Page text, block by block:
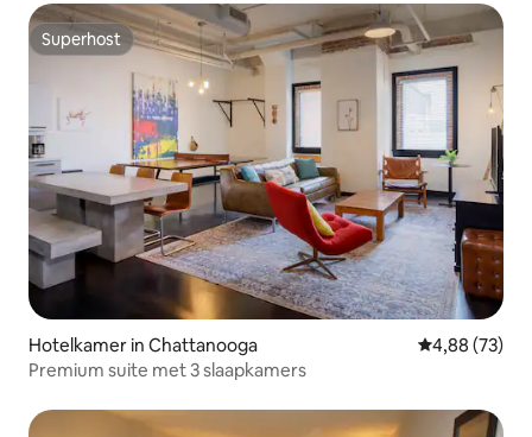
Superhost
Superhost
Hotelkamer in Chattanooga Gemiddelde
4,88 (73)
Premium suite met 3 slaapkamers